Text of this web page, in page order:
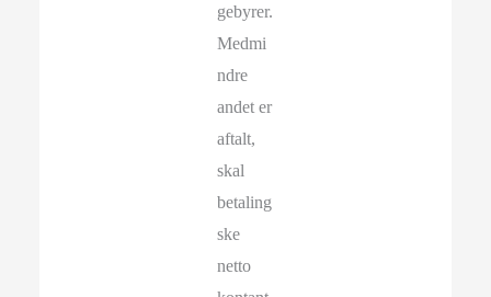
gebyrer.
Medmi
ndre
andet er
aftalt,
skal
betaling
ske
netto